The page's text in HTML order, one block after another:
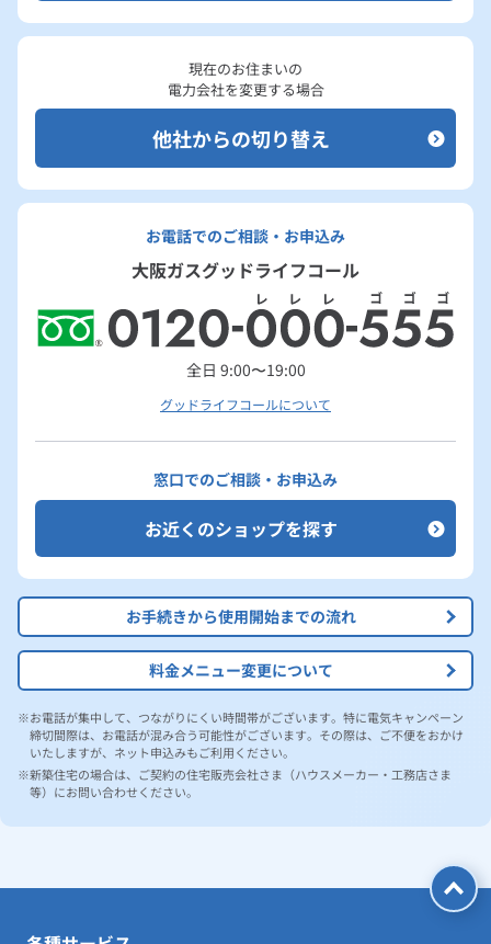
現在のお住まいの
電力会社を変更する場合
他社からの切り替え
お電話でのご相談・お申込み
大阪ガスグッドライフコール
全日 9:00〜19:00
グッドライフコールについて
窓口でのご相談・お申込み
お近くのショップを探す
お手続きから使用開始までの流れ
料金メニュー変更について
お電話が集中して、つながりにくい時間帯がございます。特に電気キャンペーン
締切間際は、お電話が混み合う可能性がございます。その際は、ご不便をおかけ
いたしますが、ネット申込みもご利用ください。
新築住宅の場合は、ご契約の住宅販売会社さま（ハウスメーカー・工務店さま
等）にお問い合わせください。